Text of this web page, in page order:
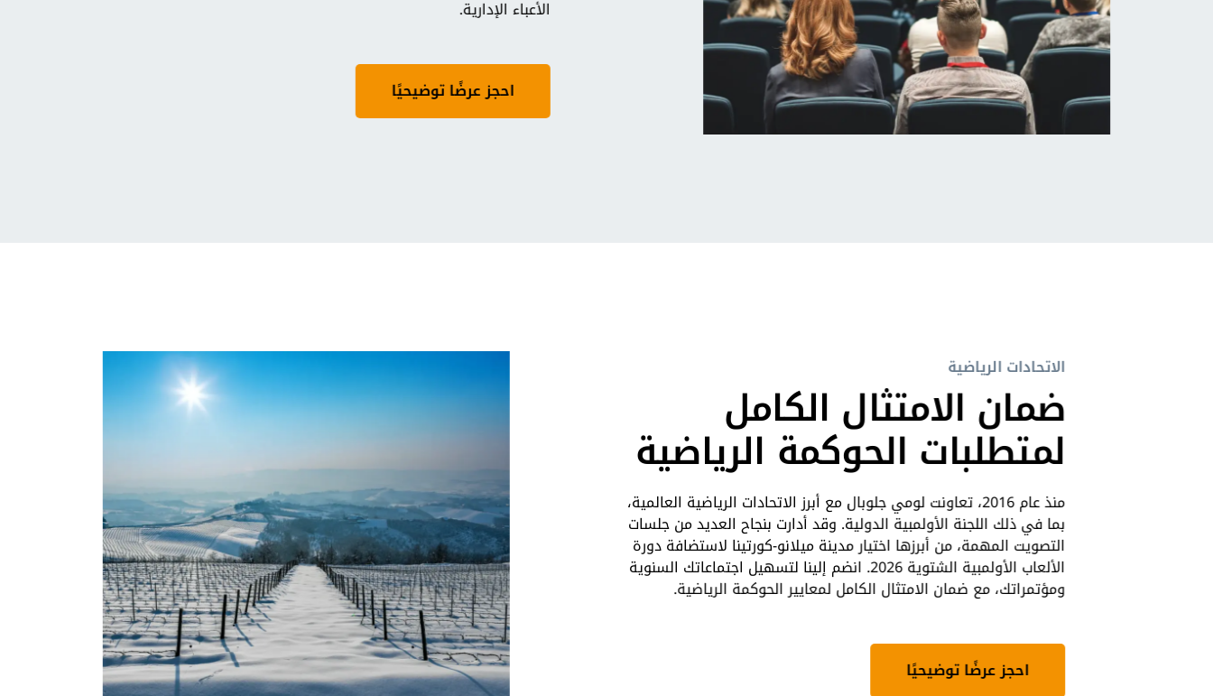
الأعباء الإدارية.
احجز عرضًا توضيحيًا
الاتحادات الرياضية
ضمان الامتثال الكامل
لمتطلبات الحوكمة الرياضية
منذ عام 2016، تعاونت لومي جلوبال مع أبرز الاتحادات الرياضية العالمية،
بما في ذلك اللجنة الأولمبية الدولية. وقد أدارت بنجاح العديد من جلسات
التصويت المهمة، من أبرزها اختيار مدينة ميلانو-كورتينا لاستضافة دورة
الألعاب الأولمبية الشتوية 2026. انضم إلينا لتسهيل اجتماعاتك السنوية
ومؤتمراتك، مع ضمان الامتثال الكامل لمعايير الحوكمة الرياضية.
احجز عرضًا توضيحيًا